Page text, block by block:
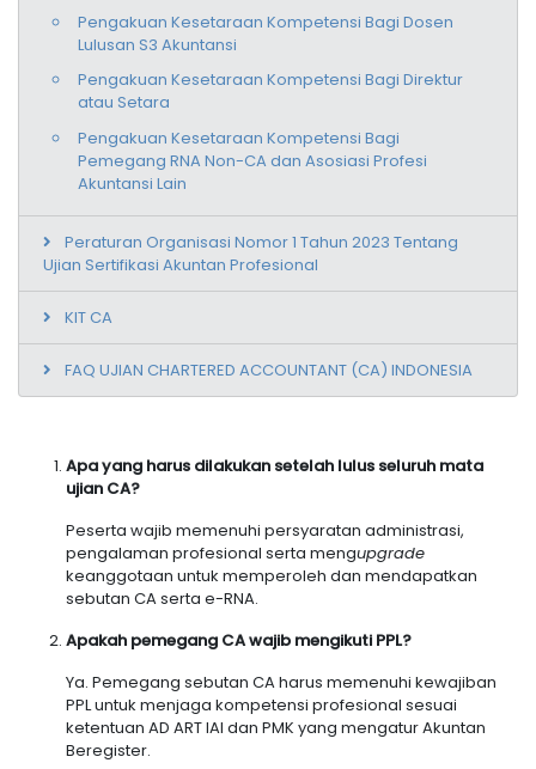
Pengakuan Kesetaraan Kompetensi Bagi Dosen
Lulusan S3 Akuntansi
Pengakuan Kesetaraan Kompetensi Bagi Direktur
atau Setara
Pengakuan Kesetaraan Kompetensi Bagi
Pemegang RNA Non-CA dan Asosiasi Profesi
Akuntansi Lain
Peraturan Organisasi Nomor 1 Tahun 2023 Tentang
Ujian Sertifikasi Akuntan Profesional
KIT CA
FAQ UJIAN CHARTERED ACCOUNTANT (CA) INDONESIA
Apa yang harus dilakukan setelah lulus seluruh mata
ujian CA?
Peserta wajib memenuhi persyaratan administrasi,
pengalaman profesional serta mengupgrade
keanggotaan untuk memperoleh dan mendapatkan
sebutan CA serta e-RNA.
Apakah pemegang CA wajib mengikuti PPL?
Ya. Pemegang sebutan CA harus memenuhi kewajiban
PPL untuk menjaga kompetensi profesional sesuai
ketentuan AD ART IAI dan PMK yang mengatur Akuntan
Beregister.